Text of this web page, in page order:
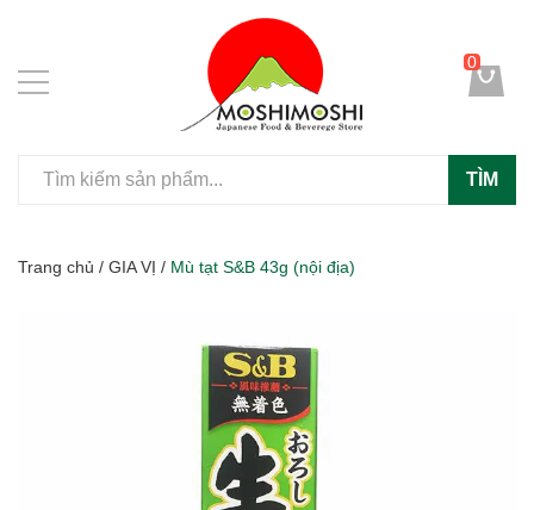
TÌM
0
Trang chủ / GIA VỊ / Mù tạt S&B 43g (nội địa)